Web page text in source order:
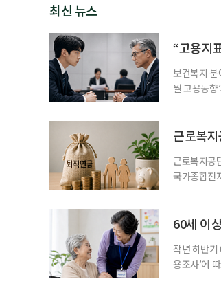
최신 뉴스
“고용지
보건복지
월 고용동향
론 온도차
근로복
근로복지공
국가종합전
득 보장 강
60세 이
작년 하반
용조사’에